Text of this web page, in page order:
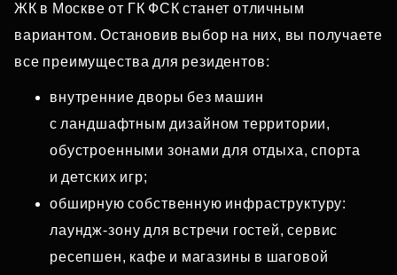
ЖК в Москве от ГК ФСК станет отличным
вариантом. Остановив выбор на них, вы получаете
все преимущества для резидентов:
внутренние дворы без машин
с ландшафтным дизайном территории,
обустроенными зонами для отдыха, спорта
и детских игр;
обширную собственную инфраструктуру:
лаундж‑зону для встречи гостей, сервис
ресепшен, кафе и магазины в шаговой